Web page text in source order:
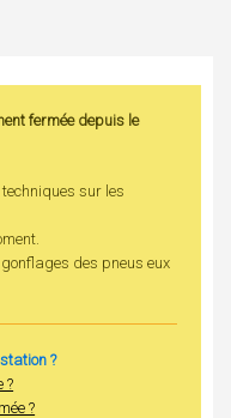
fermée depuis le
sur les
des pneus eux
?
?
?